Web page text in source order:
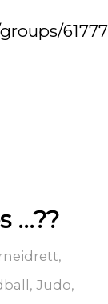
…??
,
, Judo,